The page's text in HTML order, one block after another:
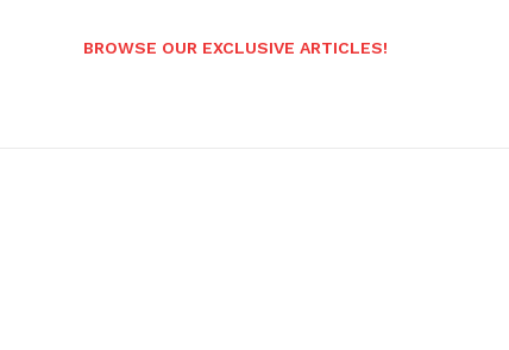
BROWSE OUR EXCLUSIVE ARTICLES!